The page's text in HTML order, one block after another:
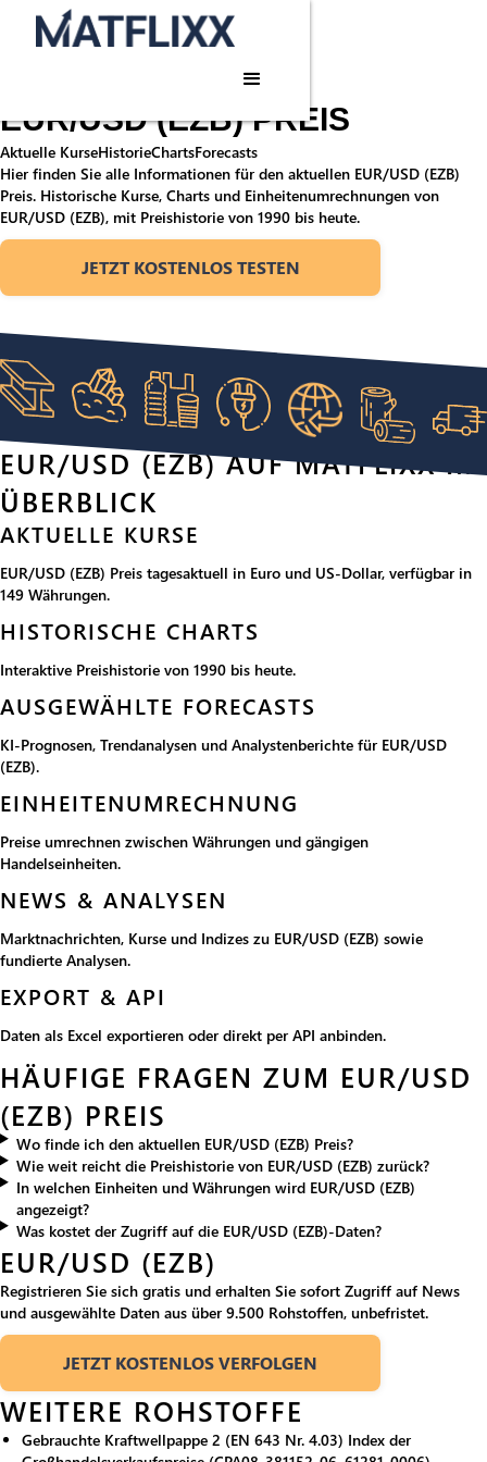
Startseite/
Rohstoffe
EUR/USD (EZB)
EUR/USD (EZB) PREIS
Aktuelle KurseHistorieChartsForecasts
Hier finden Sie alle Informationen für den aktuellen EUR/USD (EZB)
Preis. Historische Kurse, Charts und Einheitenumrechnungen von
EUR/USD (EZB), mit Preishistorie von 1990 bis heute.
JETZT KOSTENLOS TESTEN
EUR/USD (EZB) AUF MATFLIXX IM
ÜBERBLICK
AKTUELLE KURSE
EUR/USD (EZB) Preis tagesaktuell in Euro und US-Dollar, verfügbar in
149 Währungen.
HISTORISCHE CHARTS
Interaktive Preishistorie von 1990 bis heute.
AUSGEWÄHLTE FORECASTS
KI-Prognosen, Trendanalysen und Analystenberichte für EUR/USD
(EZB).
EINHEITENUMRECHNUNG
Preise umrechnen zwischen Währungen und gängigen
Handelseinheiten.
NEWS & ANALYSEN
Marktnachrichten, Kurse und Indizes zu EUR/USD (EZB) sowie
fundierte Analysen.
EXPORT & API
Daten als Excel exportieren oder direkt per API anbinden.
HÄUFIGE FRAGEN ZUM EUR/USD
(EZB) PREIS
Wo finde ich den aktuellen EUR/USD (EZB) Preis?
Wie weit reicht die Preishistorie von EUR/USD (EZB) zurück?
In welchen Einheiten und Währungen wird EUR/USD (EZB)
angezeigt?
Was kostet der Zugriff auf die EUR/USD (EZB)-Daten?
EUR/USD (EZB)
Registrieren Sie sich gratis und erhalten Sie sofort Zugriff auf News
und ausgewählte Daten aus über 9.500 Rohstoffen, unbefristet.
JETZT KOSTENLOS VERFOLGEN
WEITERE ROHSTOFFE
Gebrauchte Kraftwellpappe 2 (EN 643 Nr. 4.03) Index der